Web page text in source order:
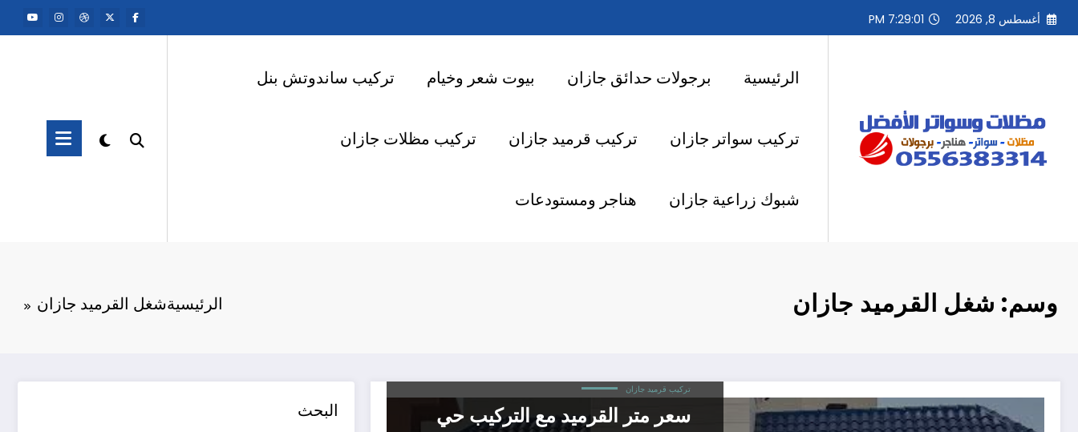
التجاوز
أغسطس 8, 2026 7:29:02 PM
الرئيسية برجولات حدائق جازان بيوت شعر وخيام تركيب ساندوتش بنل
تركيب سواتر جازان تركيب قرميد جازان تركيب مظلات جازان
شبوك زراعية جازان هناجر ومستودعات
وسم: شغل القرميد جازان الرئيسيةشغل القرميد جازان
تركيب قرميد جازان
سعر متر القرميد مع التركيب حي
البحث